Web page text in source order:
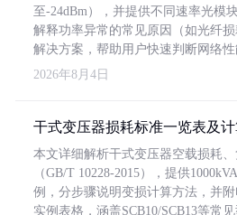
至-24dBm），并提供不同速率光模
解释功率异常的常见原因（如光纤
解决方案，帮助用户快速判断网络性
2026年8月4日
干式变压器损耗标准一览表及
本文详细解析干式变压器空载损耗
（GB/T 10228-2015），提供
例，分步骤说明变损计算方法，并
实例表格，涵盖SCB10/SCB13等常